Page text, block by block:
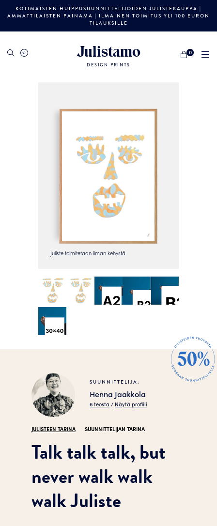
KOTIMAISTEN HUIPPUSUUNNITTELIJOIDEN JULISTEKAUPPA |
AMMATTILAISTEN PAINAMA | ILMAINEN TOIMITUS YLI 100 EURON
TILAUKSILLE
Julistamo
DESIGN PRINTS
0
SUUNNITTELIJA:
Henna Jaakkola
6 teosta / Näytä profiili
JULISTEEN TARINA SUUNNITTELIJAN TARINA
Talk talk talk, but
never walk walk
walk Juliste